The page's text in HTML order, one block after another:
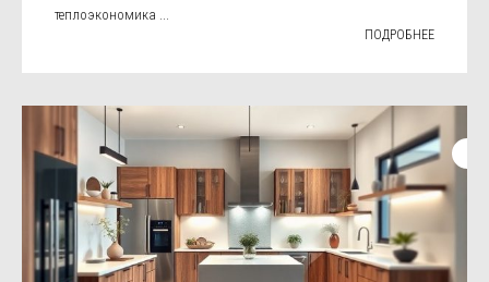
теплоэкономика ...
ПОДРОБНЕЕ